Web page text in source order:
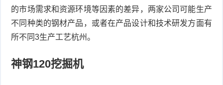
的市场需求和资源环境等因素的差异，两家公司可能生产
不同种类的钢材产品，或者在产品设计和技术研发方面有
所不同3生产工艺杭州。
神钢120挖掘机